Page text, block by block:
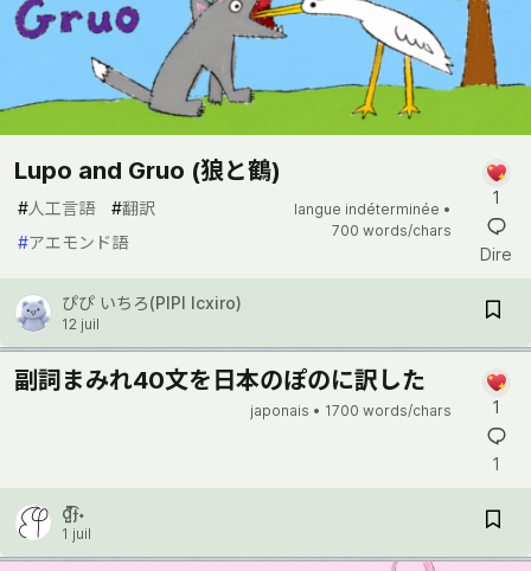
Lupo and Gruo (狼と鶴)
#人工言語 #翻訳
#アエモンド語
langue indéterminée •
700 words/chars
1
Dire
ぴぴ いちろ(PIPI Icxiro)
12 juil
副詞まみれ40文を日本のぽのに訳した
japonais • 1700 words/chars 1
1
d̺͆͡ɟ˖
1 juil